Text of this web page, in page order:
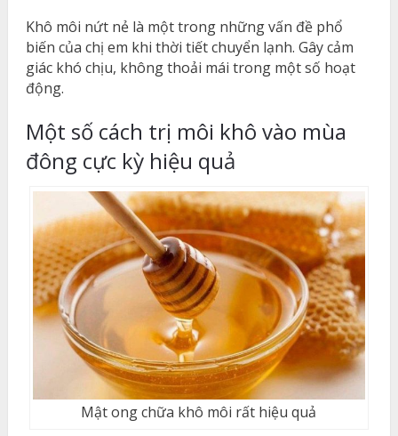
Khô môi nứt nẻ là một trong những vấn đề phổ
biến của chị em khi thời tiết chuyển lạnh. Gây cảm
giác khó chịu, không thoải mái trong một số hoạt
động.
Một số cách trị môi khô vào mùa
đông cực kỳ hiệu quả
Mật ong chữa khô môi rất hiệu quả